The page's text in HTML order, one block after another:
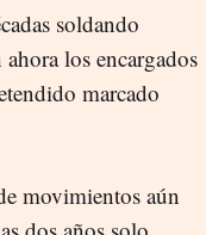
soldando
los encargados
marcado
movimientos aún